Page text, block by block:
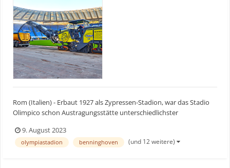
Rom (Italien) - Erbaut 1927 als Zypressen-Stadion, war das Stadio
Olimpico schon Austragungsstätte unterschiedlichster
oder die Fußball-Europameisterschaft 2020. Jetzt wurde das
Stadion mitten im Herzen von Rom renoviert. Wirtgen hat dafür e...
9. August 2023
olympiastadion benninghoven (und 12 weitere)